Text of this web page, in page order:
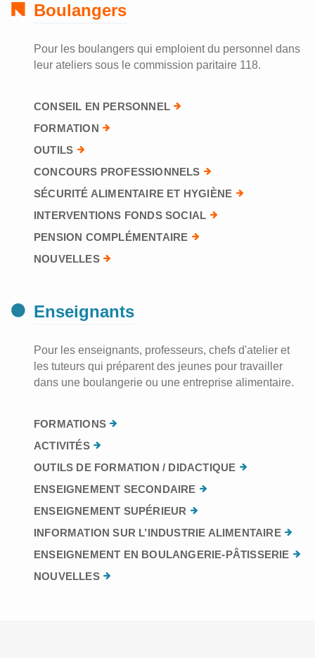
Boulangers
Pour les boulangers qui emploient du personnel dans
leur ateliers sous le commission paritaire 118.
CONSEIL EN PERSONNEL
FORMATION
OUTILS
CONCOURS PROFESSIONNELS
SÉCURITÉ ALIMENTAIRE ET HYGIÈNE
INTERVENTIONS FONDS SOCIAL
PENSION COMPLÉMENTAIRE
NOUVELLES
Enseignants
Pour les enseignants, professeurs, chefs d'atelier et
les tuteurs qui préparent des jeunes pour travailler
dans une boulangerie ou une entreprise alimentaire.
FORMATIONS
ACTIVITÉS
OUTILS DE FORMATION / DIDACTIQUE
ENSEIGNEMENT SECONDAIRE
ENSEIGNEMENT SUPÉRIEUR
INFORMATION SUR L’INDUSTRIE ALIMENTAIRE
ENSEIGNEMENT EN BOULANGERIE-PÂTISSERIE
NOUVELLES